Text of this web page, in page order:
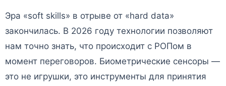
Эра «soft skills» в отрыве от «hard data»
закончилась. В 2026 году технологии позволяют
нам точно знать, что происходит с РОПом в
момент переговоров. Биометрические сенсоры —
это не игрушки, это инструменты для принятия